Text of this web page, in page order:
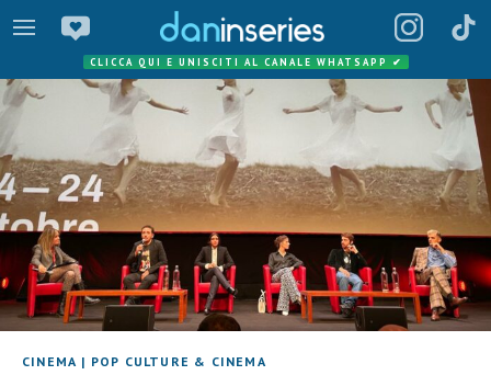
CLICCA QUI E UNISCITI AL CANALE WHATSAPP ✔
CINEMA | POP CULTURE & CINEMA